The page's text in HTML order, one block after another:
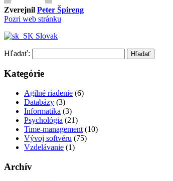
Zverejnil Peter Špireng
Pozri web stránku
Slovak
Hľadať:
Kategórie
Agilné riadenie (6)
Databázy (3)
Informatika (3)
Psychológia (21)
Time-management (10)
Vývoj softvéru (75)
Vzdelávanie (1)
Archív